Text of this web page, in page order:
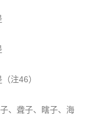
注46）
、聋子、瞎子、海